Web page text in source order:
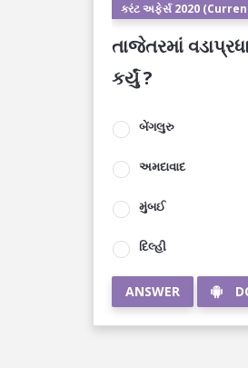
કરંટ અફેર્સ 2020
તાજેતરમાં
કર્યું ?
બેંગલુરુ
અમદાવાદ
મુંબઈ
દિલ્હી
ANSWER